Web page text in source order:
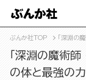
ぶんか社TOP 「深淵の
「深淵の魔術
の体と最強の